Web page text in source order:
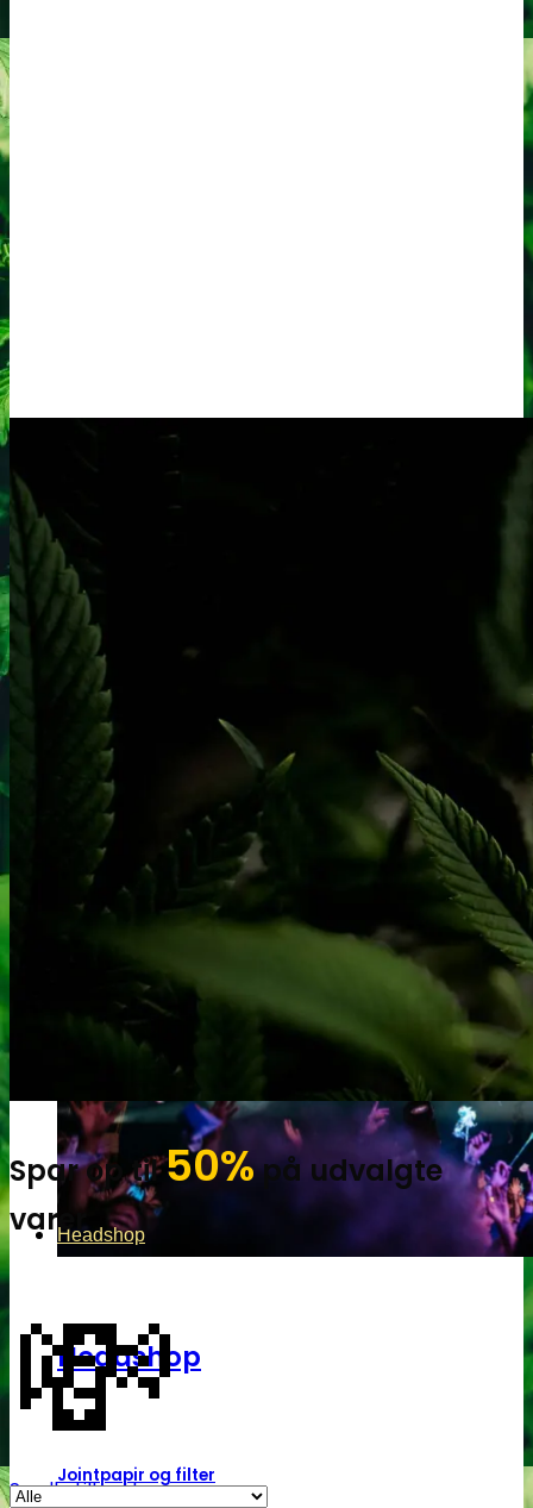
Oplev alle vores tests her
Headshop
Headshop
Jointpapir og filter
Spar op til50%på udvalgte
varer
💸
Se alle tilbud her